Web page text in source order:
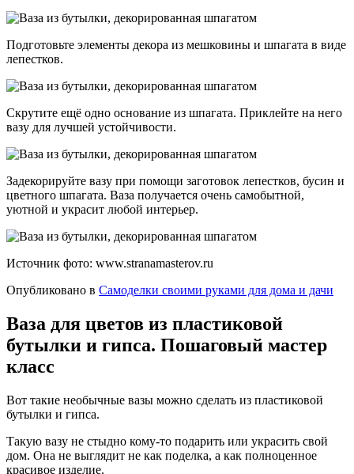
Подготовьте элементы декора из мешковины и шпагата в виде
лепестков.
Скрутите ещё одно основание из шпагата. Приклейте на него
вазу для лучшей устойчивости.
Задекорируйте вазу при помощи заготовок лепестков, бусин и
цветного шпагата. Ваза получается очень самобытной,
уютной и украсит любой интерьер.
Источник фото: www.stranamasterov.ru
Опубликовано в Самоделки своими руками для дома и дачи
Ваза для цветов из пластиковой
бутылки и гипса. Пошаговый мастер
класс
Вот такие необычные вазы можно сделать из пластиковой
бутылки и гипса.
Такую вазу не стыдно кому-то подарить или украсить свой
дом. Она не выглядит не как поделка, а как полноценное
красивое изделие.